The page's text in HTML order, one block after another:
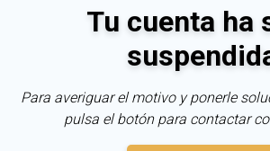
Tu cuenta ha
Para averiguar el motivo y ponerle
pulsa el botón para contactar